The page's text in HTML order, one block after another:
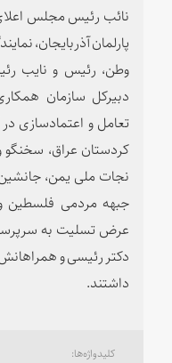
پارلمان آذربایجان،
وطن، رئیس و نایب
دبیرکل سازمان
تعامل و اعتمادسازی
کردستان عراق،
نجات ملی یمن،
جبهه مردمی فلسطین
عرض تسلیت به
دکتر رئیسی و همراهانش
داشتند.